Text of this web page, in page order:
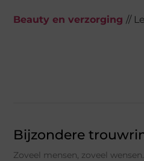
Beauty en verzorging //
Bijzondere
Zoveel mensen, zoveel